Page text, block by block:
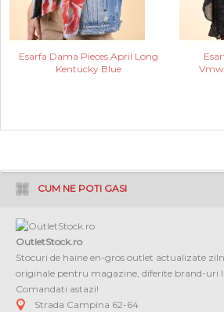
Esarfa Dama Pieces April Long
Kentucky Blue
CUM NE POTI GASI
OutletStock.ro
Stocuri de haine en-gros outlet actualizate
originale pentru magazine, diferite brand-uri
Comandati astazi!
Strada Campina 62-64